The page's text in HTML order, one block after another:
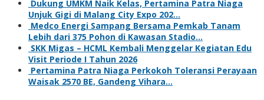
Dukung UMKM Naik Kelas, Pertamina Patra Niaga
Unjuk Gigi di Malang City Expo 202…
Medco Energi Sampang Bersama Pemkab Tanam
Lebih dari 375 Pohon di Kawasan Stadio…
SKK Migas – HCML Kembali Menggelar Kegiatan Edu
Visit Periode I Tahun 2026
Pertamina Patra Niaga Perkokoh Toleransi Perayaan
Waisak 2570 BE, Gandeng Vihara…